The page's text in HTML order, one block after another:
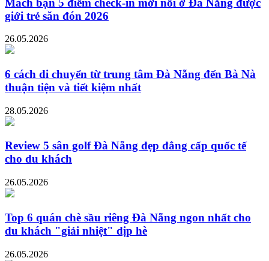
giới trẻ săn đón 2026
26.05.2026
6 cách di chuyển từ trung tâm Đà Nẵng đến Bà Nà
thuận tiện và tiết kiệm nhất
28.05.2026
Review 5 sân golf Đà Nẵng đẹp đẳng cấp quốc tế
cho du khách
26.05.2026
Top 6 quán chè sầu riêng Đà Nẵng ngon nhất cho
du khách "giải nhiệt" dịp hè
26.05.2026